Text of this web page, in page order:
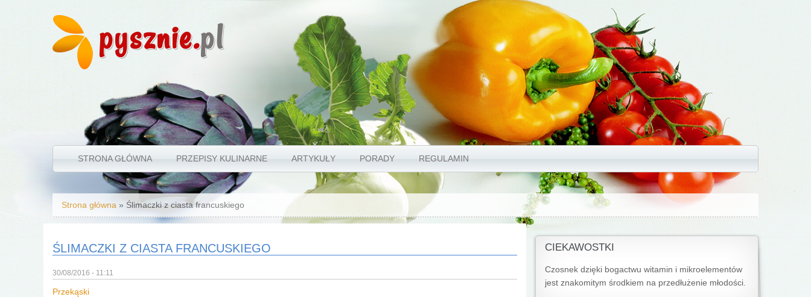
pysznie.pl
STRONA GŁÓWNA PRZEPISY KULINARNE ARTYKUŁY PORADY REGULAMIN
Jesteś tutaj
Strona główna » Ślimaczki z ciasta francuskiego
ŚLIMACZKI Z CIASTA FRANCUSKIEGO
30/08/2016 - 11:11
Przekąski
CIEKAWOSTKI
Czosnek dzięki bogactwu witamin i mikroelementów
jest znakomitym środkiem na przedłużenie młodości.